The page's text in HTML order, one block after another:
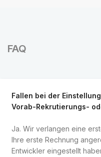
FAQ
Fallen bei der
Vorab-Rekrutierungs-
Ja. Wir verlangen eine
Ihre erste Rechnung
Entwickler eingestellt